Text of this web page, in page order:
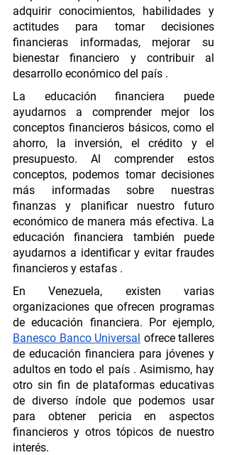
adquirir conocimientos, habilidades y
actitudes para tomar decisiones
financieras informadas, mejorar su
bienestar financiero y contribuir al
desarrollo económico del país .
La educación financiera puede
ayudarnos a comprender mejor los
conceptos financieros básicos, como el
ahorro, la inversión, el crédito y el
presupuesto. Al comprender estos
conceptos, podemos tomar decisiones
más informadas sobre nuestras
finanzas y planificar nuestro futuro
económico de manera más efectiva. La
educación financiera también puede
ayudarnos a identificar y evitar fraudes
financieros y estafas .
En Venezuela, existen varias
organizaciones que ofrecen programas
Banesco Banco Universal ofrece talleres
de educación financiera para jóvenes y
adultos en todo el país . Asimismo, hay
otro sin fin de plataformas educativas
de diverso índole que podemos usar
para obtener pericia en aspectos
financieros y otros tópicos de nuestro
interés.